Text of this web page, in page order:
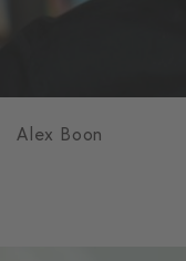
Alex Boon